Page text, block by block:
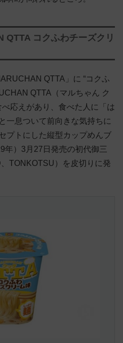
QTTA コクふわチーズクリ
QTTA」に “コクふ
QTTA（マルちゃん ク
応えがあり、食べた人に「は
一息ついて前向きな気持ちに
プトにした縦型カップめんブ
年）3月27日発売の初代御三
TONKOTSU）を皮切りに発